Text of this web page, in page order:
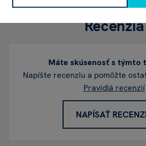
Recenzia
Máte skúsenosť s týmto
Napíšte recenziu a pomôžte
Pravidlá recenzií
NAPÍSAŤ